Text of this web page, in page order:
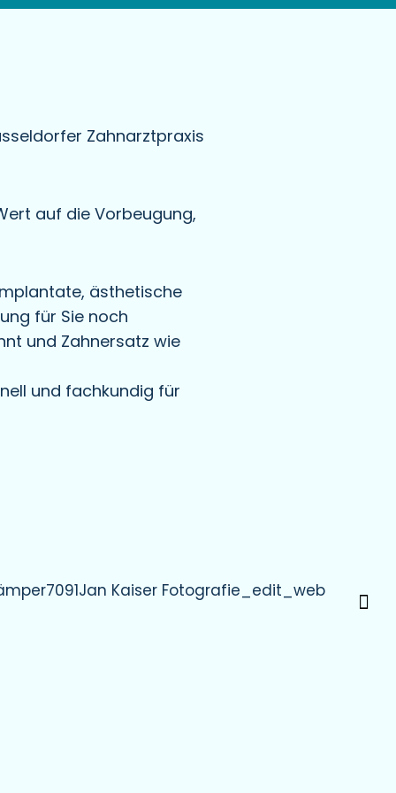
Zahnarztpraxis
auf die Vorbeugung,
ästhetische
für Sie noch
und Zahnersatz wie
und fachkundig für